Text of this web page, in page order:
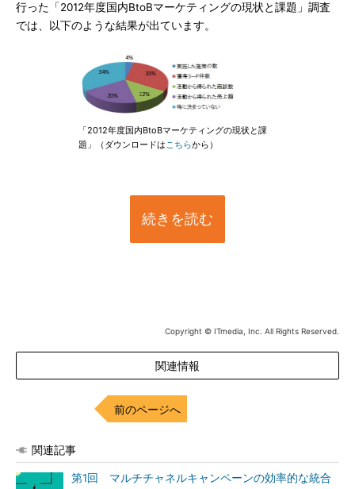
行った「2012年度国内BtoBマーケティングの現状と課題」調査
では、以下のような結果が出ています。
「2012年度国内BtoBマーケティングの現状と課
題」（ダウンロードはこちらから）
続きを読む
Copyright © ITmedia, Inc. All Rights Reserved.
関連情報
前のページへ
関連記事
第1回 マルチチャネルキャンペーンの効率的な統合